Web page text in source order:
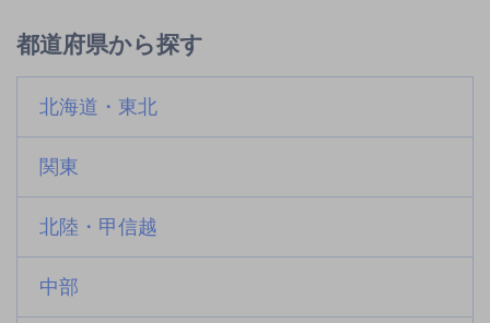
都道府県から探す
北海道・東北
関東
北陸・甲信越
中部